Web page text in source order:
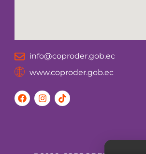
info@coproder.gob.ec
www.coproder.gob.ec
F
a
I
n
T
i